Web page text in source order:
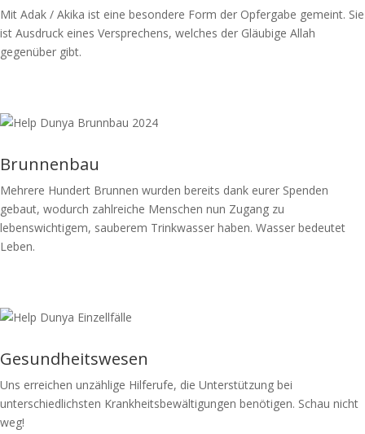
Mit Adak / Akika ist eine besondere Form der Opfergabe gemeint. Sie
ist Ausdruck eines Versprechens, welches der Gläubige Allah
gegenüber gibt.
Brunnenbau
Mehrere Hundert Brunnen wurden bereits dank eurer Spenden
gebaut, wodurch zahlreiche Menschen nun Zugang zu
lebenswichtigem, sauberem Trinkwasser haben. Wasser bedeutet
Leben.
Gesundheitswesen
Uns erreichen unzählige Hilferufe, die Unterstützung bei
unterschiedlichsten Krankheitsbewältigungen benötigen. Schau nicht
weg!